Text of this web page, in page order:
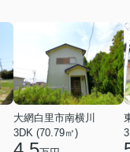
大網白里市南横川
3DK (70.79㎡)